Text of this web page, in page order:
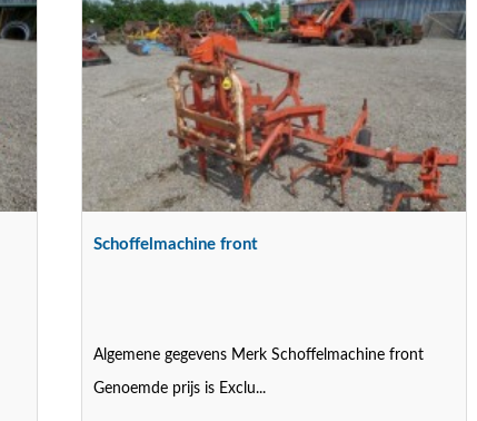
Schoffelmachine front
Algemene gegevens Merk Schoffelmachine front
Genoemde prijs is Exclu...